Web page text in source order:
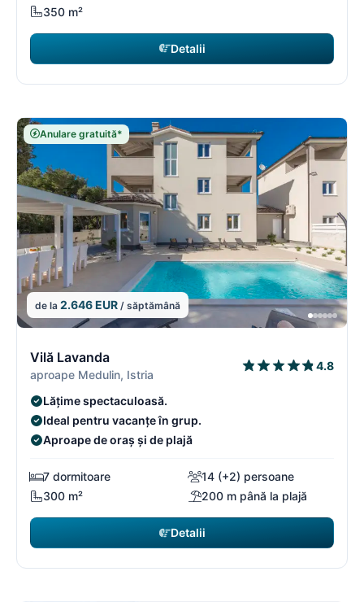
350 m²
Detalii
Anulare gratuită*
de la 2.646 EUR / săptămână
Vilă Lavanda
aproape Medulin, Istria
4.8
Lățime spectaculoasă.
Ideal pentru vacanțe în grup.
Aproape de oraș și de plajă
7 dormitoare
14 (+2) persoane
300 m²
200 m până la plajă
Detalii